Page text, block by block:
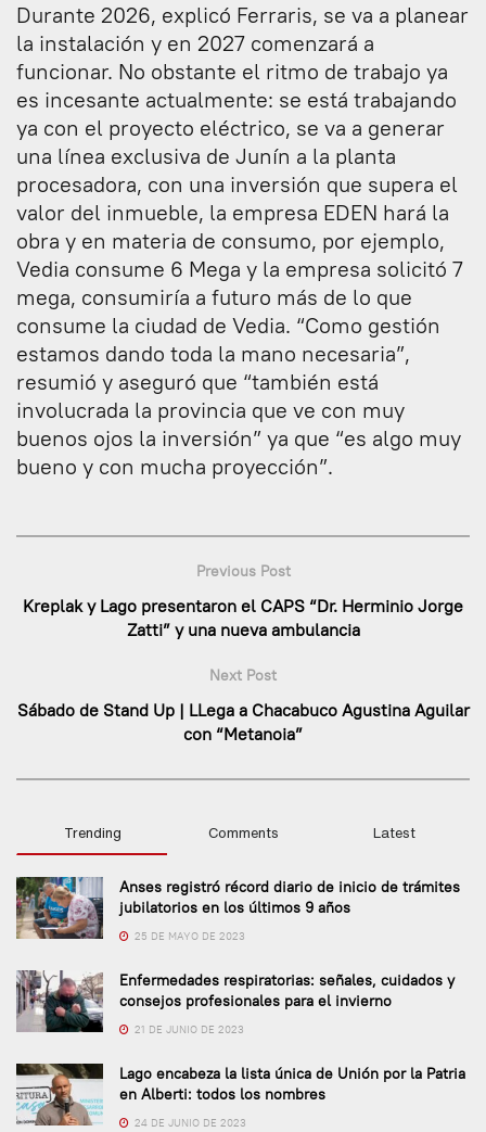
Durante 2026, explicó Ferraris, se va a planear
la instalación y en 2027 comenzará a
funcionar. No obstante el ritmo de trabajo ya
es incesante actualmente: se está trabajando
ya con el proyecto eléctrico, se va a generar
una línea exclusiva de Junín a la planta
procesadora, con una inversión que supera el
valor del inmueble, la empresa EDEN hará la
obra y en materia de consumo, por ejemplo,
Vedia consume 6 Mega y la empresa solicitó 7
mega, consumiría a futuro más de lo que
consume la ciudad de Vedia. “Como gestión
estamos dando toda la mano necesaria”,
resumió y aseguró que “también está
involucrada la provincia que ve con muy
buenos ojos la inversión” ya que “es algo muy
bueno y con mucha proyección”.
Previous Post
Kreplak y Lago presentaron el CAPS “Dr. Herminio Jorge
Zatti” y una nueva ambulancia
Next Post
Sábado de Stand Up | LLega a Chacabuco Agustina Aguilar
con “Metanoia”
Trending Comments Latest
Anses registró récord diario de inicio de trámites
jubilatorios en los últimos 9 años
25 DE MAYO DE 2023
Enfermedades respiratorias: señales, cuidados y
consejos profesionales para el invierno
21 DE JUNIO DE 2023
Lago encabeza la lista única de Unión por la Patria
en Alberti: todos los nombres
24 DE JUNIO DE 2023